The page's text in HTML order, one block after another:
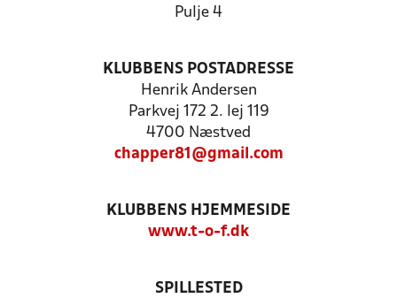
Pulje 4
KLUBBENS POSTADRESSE
Henrik Andersen
Parkvej 172 2. lej 119
4700 Næstved
chapper81@gmail.com
KLUBBENS HJEMMESIDE
www.t-o-f.dk
SPILLESTED